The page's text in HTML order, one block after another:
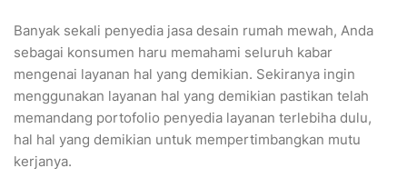
Banyak sekali penyedia jasa desain rumah mewah, Anda
sebagai konsumen haru memahami seluruh kabar
mengenai layanan hal yang demikian. Sekiranya ingin
menggunakan layanan hal yang demikian pastikan telah
memandang portofolio penyedia layanan terlebiha dulu,
hal hal yang demikian untuk mempertimbangkan mutu
kerjanya.